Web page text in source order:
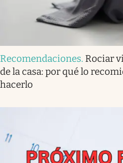
Recomendaciones. Rociar
de la casa: por qué lo
hacerlo